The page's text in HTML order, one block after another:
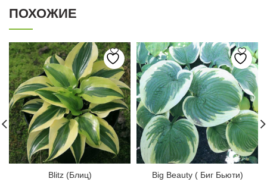
ПОХОЖИЕ
Blitz (Блиц) Big Beauty ( Биг Бьюти)